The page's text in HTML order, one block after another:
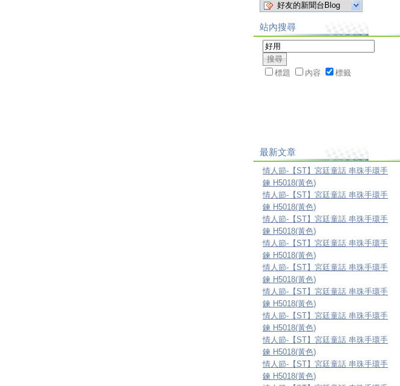
好友的新聞台Blog
站內搜尋
標題 內容 標籤
最新文章
情人節-【ST】宮廷童話 串珠手環手
鍊 H5018(黃色)
情人節-【ST】宮廷童話 串珠手環手
鍊 H5018(黃色)
情人節-【ST】宮廷童話 串珠手環手
鍊 H5018(黃色)
情人節-【ST】宮廷童話 串珠手環手
鍊 H5018(黃色)
情人節-【ST】宮廷童話 串珠手環手
鍊 H5018(黃色)
情人節-【ST】宮廷童話 串珠手環手
鍊 H5018(黃色)
情人節-【ST】宮廷童話 串珠手環手
鍊 H5018(黃色)
情人節-【ST】宮廷童話 串珠手環手
鍊 H5018(黃色)
情人節-【ST】宮廷童話 串珠手環手
鍊 H5018(黃色)